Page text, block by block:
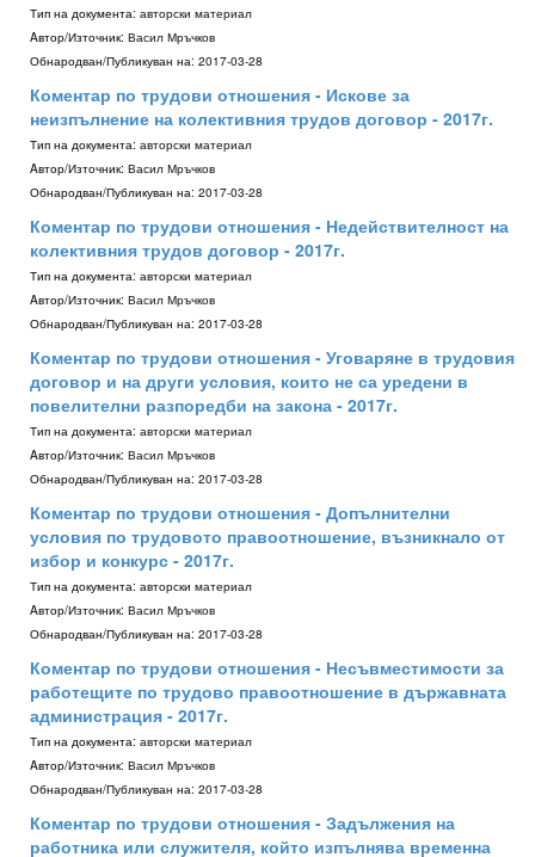
Тип на документа: авторски материал
Aвтор/Източник: Васил Мръчков
Обнародван/Публикуван на: 2017-03-28
Коментар по трудови отношения - Искове за
неизпълнение на колективния трудов договор - 2017г.
Тип на документа: авторски материал
Aвтор/Източник: Васил Мръчков
Обнародван/Публикуван на: 2017-03-28
Коментар по трудови отношения - Недействителност на
колективния трудов договор - 2017г.
Тип на документа: авторски материал
Aвтор/Източник: Васил Мръчков
Обнародван/Публикуван на: 2017-03-28
Коментар по трудови отношения - Уговаряне в трудовия
договор и на други условия, които не са уредени в
повелителни разпоредби на закона - 2017г.
Тип на документа: авторски материал
Aвтор/Източник: Васил Мръчков
Обнародван/Публикуван на: 2017-03-28
Коментар по трудови отношения - Допълнителни
условия по трудовото правоотношение, възникнало от
избор и конкурс - 2017г.
Тип на документа: авторски материал
Aвтор/Източник: Васил Мръчков
Обнародван/Публикуван на: 2017-03-28
Коментар по трудови отношения - Несъвместимости за
работещите по трудово правоотношение в държавната
администрация - 2017г.
Тип на документа: авторски материал
Aвтор/Източник: Васил Мръчков
Обнародван/Публикуван на: 2017-03-28
Коментар по трудови отношения - Задължения на
работника или служителя, който изпълнява временна